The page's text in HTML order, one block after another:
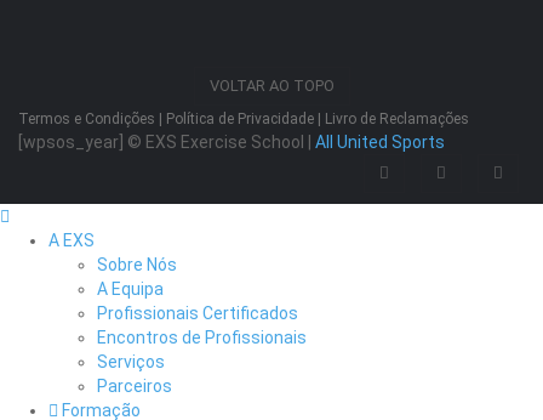
VOLTAR AO TOPO
Termos e Condições | Política de Privacidade | Livro de Reclamações
[wpsos_year] © EXS Exercise School | All United Sports
A EXS
Sobre Nós
A Equipa
Profissionais Certificados
Encontros de Profissionais
Serviços
Parceiros
Formação